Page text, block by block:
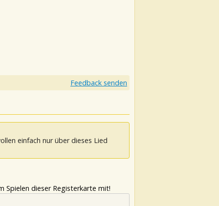
Feedback senden
einfach nur über dieses Lied
Spielen dieser Registerkarte mit!